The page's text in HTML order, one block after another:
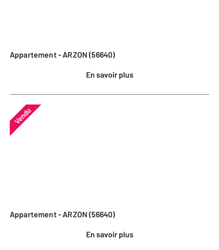
Appartement - ARZON (56640)
En savoir plus
Vendu
Appartement - ARZON (56640)
En savoir plus